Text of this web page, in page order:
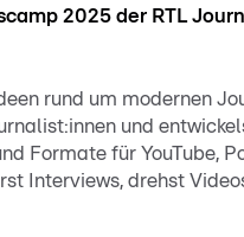
2025 der RTL
rund um modernen
und
Formate für YouTube,
Interviews, drehst